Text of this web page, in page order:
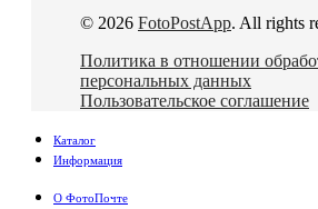
© 2026 FotoPostApp. All rights
Политика в отношении
персональных данных
Пользовательское соглашение
Каталог
Информация
О ФотоПочте